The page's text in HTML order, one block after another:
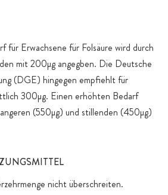
für Erwachsene für Folsäure wird durch
mit 200µg angegben. Die Deutsche
(DGE) hingegen empfiehlt für
300µg. Einen erhöhten Bedarf
(550µg) und stillenden (450µg)
nicht überschreiten.